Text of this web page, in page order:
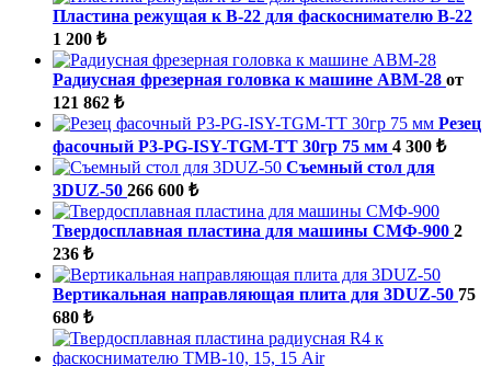
Пластина режущая к B-22 для фаскоснимателю B-22
1 200 ₺
Радиусная фрезерная головка к машине ABM-28 от
121 862 ₺
Резец
фасочный P3-PG-ISY-TGM-ТТ 30гр 75 мм 4 300 ₺
Съемный стол для
3DUZ-50 266 600 ₺
Твердосплавная пластина для машины СМФ-900 2
236 ₺
Вертикальная направляющая плита для 3DUZ-50 75
680 ₺